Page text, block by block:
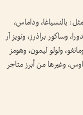
مثل: بالنسياغا، وداماس،
وساكور براذرز، وتويز آر
ولولو ليمون، وهومز
وغيرها من أبرز متاجر